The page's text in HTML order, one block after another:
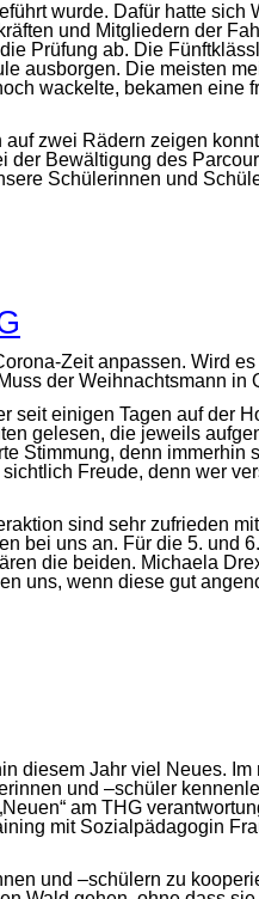
wurde. Dafür hatte sich
und Mitgliedern der
Prüfung ab. Die
ausborgen. Die meisten
wackelte, bekamen eine
zwei Rädern zeigen
Bewältigung des
Schülerinnen und
Zeit anpassen. Wird
der Weihnachtsmann in
seit einigen Tagen auf der
gelesen, die jeweils
Stimmung, denn immerhin
Freude, denn wer
sind sehr zufrieden
bei uns an. Für die 5. und
die beiden. Michaela
uns, wenn diese gut
diesem Jahr viel Neues.
und –schüler
am THG
mit Sozialpädagogin
und –schülern zu